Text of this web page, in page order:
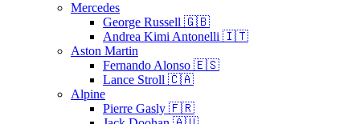
Mercedes
George Russell 🇬🇧
Andrea Kimi Antonelli 🇮🇹
Aston Martin
Fernando Alonso 🇪🇸
Lance Stroll 🇨🇦
Alpine
Pierre Gasly 🇫🇷